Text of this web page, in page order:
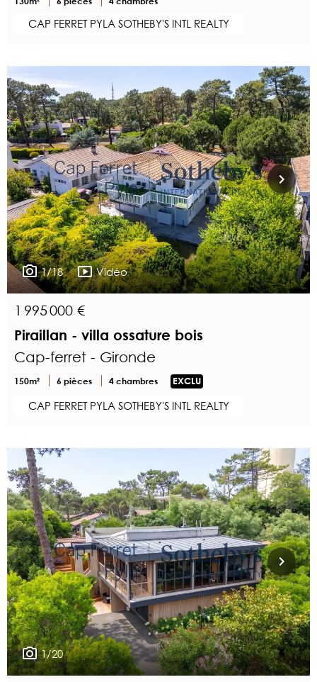
CAP FERRET PYLA SOTHEBY'S INTL REALTY
1/18 Vidéo
1 995 000 €
Piraillan - villa ossature bois
Cap-ferret - Gironde
150m² 6 pièces 4 chambres EXCLU
CAP FERRET PYLA SOTHEBY'S INTL REALTY
1/20